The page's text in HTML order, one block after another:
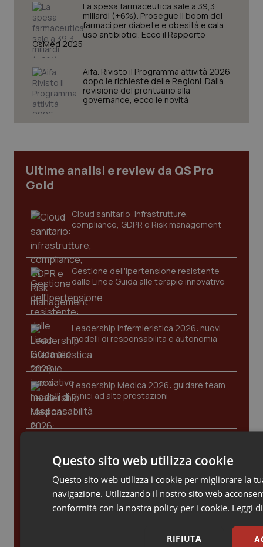
La spesa farmaceutica sale a 39,3
miliardi (+6%). Prosegue il boom dei
farmaci per diabete e obesità e cala
uso antibiotici. Ecco il Rapporto
OsMed 2025
Aifa. Rivisto il Programma attività 2026
dopo le richieste delle Regioni. Dalla
revisione del prontuario alla
governance, ecco le novità
Ultime analisi e review da QS Pro
Gold
Cloud sanitario: infrastrutture,
compliance, GDPR e Risk management
Gestione dell'Ipertensione resistente:
dalle Linee Guida alle terapie innovative
Leadership Infermieristica 2026: nuovi
modelli di responsabilità e autonomia
Leadership Medica 2026: guidare team
clinici ad alte prestazioni
uso protetto
Questo sito web utilizza cookie
Questo sito web utilizza i cookie per migliorare la
navigazione. Utilizzando il nostro sito web
conformità con la nostra policy per i cookie. Leggi
RIFIUTA